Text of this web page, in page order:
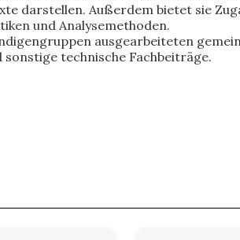
darstellen. Außerdem bietet sie
und Analysemethoden.
ausgearbeiteten
technische Fachbeiträge.